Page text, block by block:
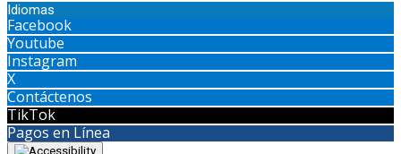
Idiomas
Facebook
Youtube
Instagram
X
Contáctenos
TikTok
Pagos en Línea